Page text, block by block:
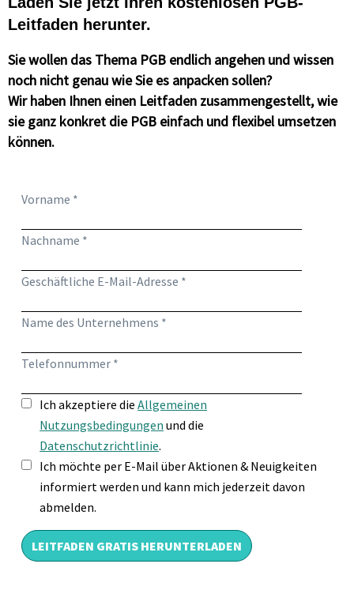
Leitfaden herunter.
Sie wollen das Thema PGB endlich angehen und wissen
noch nicht genau wie Sie es anpacken sollen?
Wir haben Ihnen einen Leitfaden zusammengestellt, wie
sie ganz konkret die PGB einfach und flexibel umsetzen
können.
Vorname *
Nachname *
Geschäftliche E-Mail-Adresse *
Name des Unternehmens *
Telefonnummer *
Ich akzeptiere dieAllgemeinen
Nutzungsbedingungen und die
Datenschutzrichtlinie.
Ich möchte per E-Mail über Aktionen & Neuigkeiten
informiert werden und kann mich jederzeit davon
abmelden.